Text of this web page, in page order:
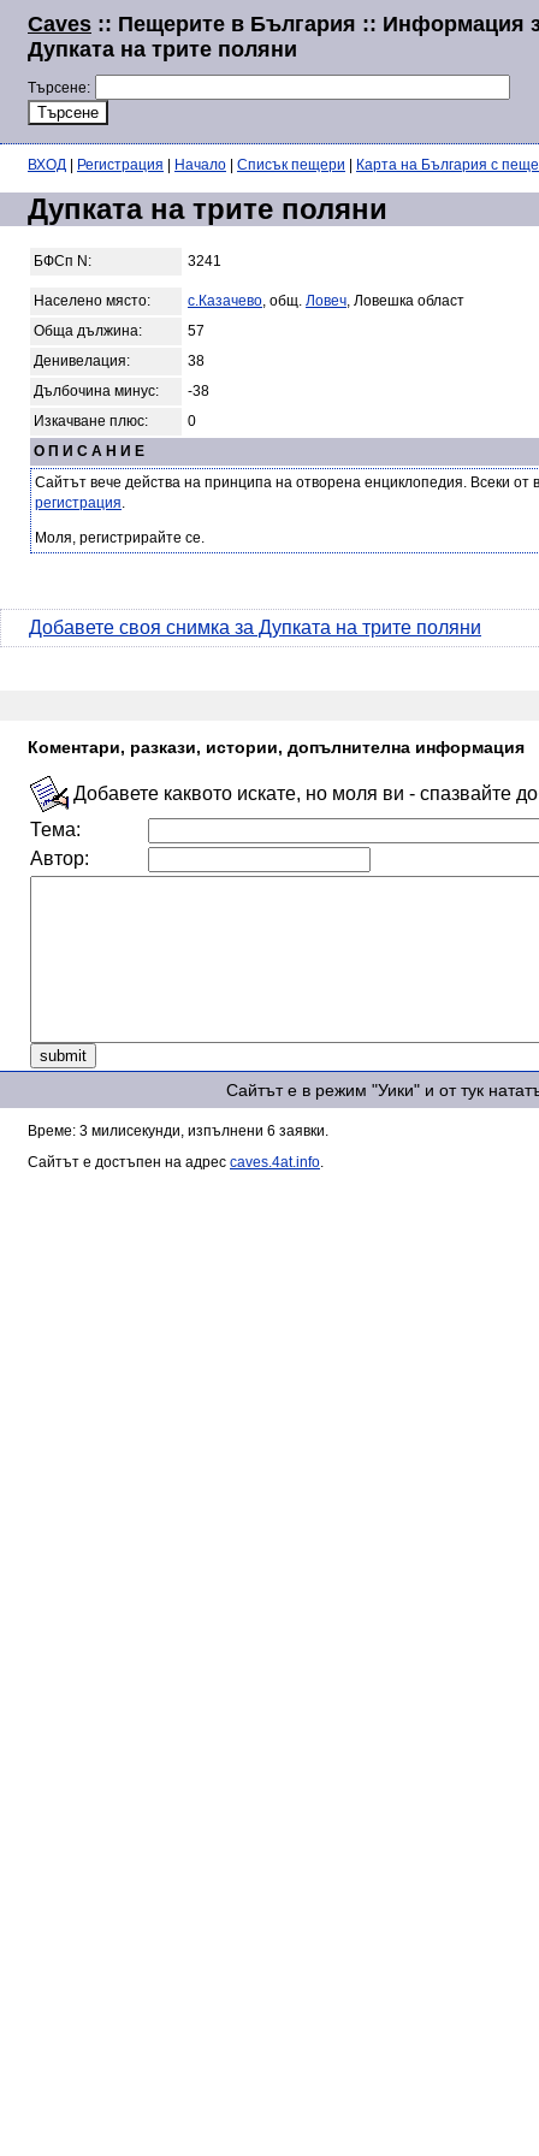
Caves :: Пещерите в България :: Информация
Дупката на трите поляни
Търсене:
ВХОД Регистрация Начало Списък пещери Карта на България с
Дупката на трите поляни
БФСп N: 3241
Населено място: с.Казачево, общ. Ловеч, Ловешка област
Обща дължина:
57
Денивелация:
38
Дълбочина минус:
-38
Изкачване плюс:
0
О П И С А Н И Е
Сайтът вече действа на принципа на отворена енциклопедия. Всеки
регистрация.
Моля, регистрирайте се.
Добавете своя снимка за Дупката на трите поляни
Коментари, разкази, истории, допълнителна информация
Добавете каквото искате, но моля ви - спазвайте
Тема:
Автор:
Сайтът е в режим "Уики" и от тук
Време: 3 милисекунди, изпълнени 6 заявки.
Сайтът е достъпен на адрес caves.4at.info.